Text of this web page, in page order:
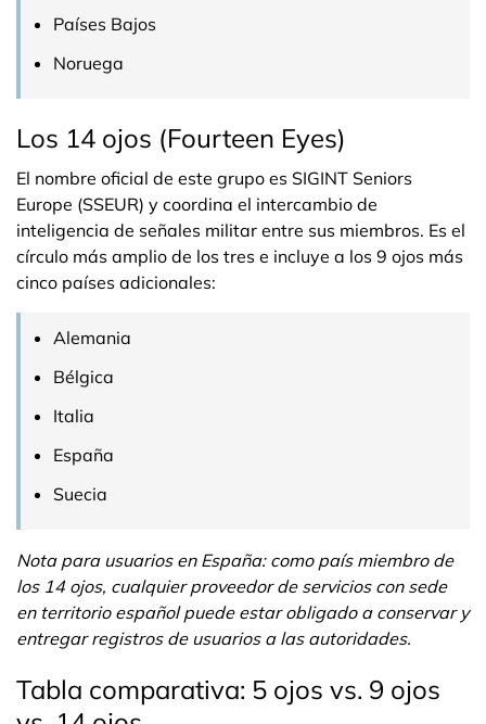
Países Bajos
Noruega
Los 14 ojos (Fourteen Eyes)
El nombre oficial de este grupo es SIGINT Seniors
Europe (SSEUR) y coordina el intercambio de
inteligencia de señales militar entre sus miembros. Es el
círculo más amplio de los tres e incluye a los 9 ojos más
cinco países adicionales:
Alemania
Bélgica
Italia
España
Suecia
Nota para usuarios en España: como país miembro de
los 14 ojos, cualquier proveedor de servicios con sede
en territorio español puede estar obligado a conservar y
entregar registros de usuarios a las autoridades.
Tabla comparativa: 5 ojos vs. 9 ojos